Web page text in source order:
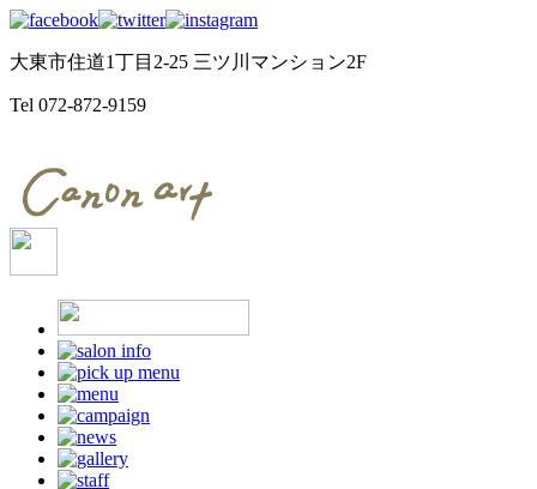
大東市住道1丁目2-25 三ツ川マンション2F
Tel 072-872-9159